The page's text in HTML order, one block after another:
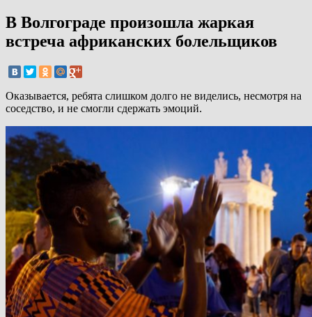
В Волгограде произошла жаркая
встреча африканских болельщиков
Оказывается, ребята слишком долго не виделись, несмотря на
соседство, и не смогли сдержать эмоций.